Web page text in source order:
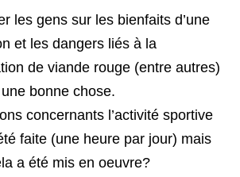
les gens sur les bienfaits d’une
et les dangers liés à la
de viande rouge (entre autres)
bonne chose.
concernants l’activité sportive
faite (une heure par jour) mais
a été mis en oeuvre?